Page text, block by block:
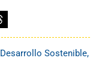
Desarrollo Sostenible,